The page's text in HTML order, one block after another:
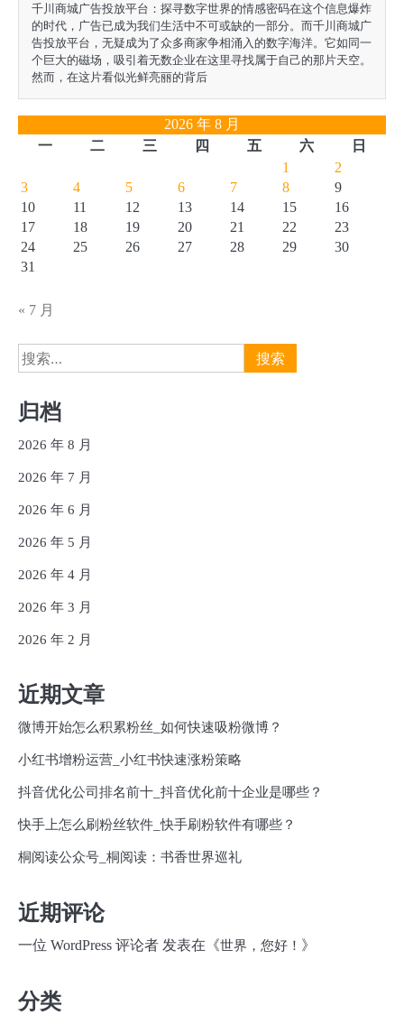
千川商城广告投放平台：探寻数字世界的情感密码在这个信息爆炸
的时代，广告已成为我们生活中不可或缺的一部分。而千川商城广
告投放平台，无疑成为了众多商家争相涌入的数字海洋。它如同一
个巨大的磁场，吸引着无数企业在这里寻找属于自己的那片天空。
然而，在这片看似光鲜亮丽的背后
2026 年 8 月
一
二 三 四 五 六
日
1
2
3
4 5 6 7 8
9
10
11 12 13 14 15
16
17
18 19 20 21 22
23
24
25 26 27 28 29
30
31
« 7 月
搜
索：
归档
2026 年 8 月
2026 年 7 月
2026 年 6 月
2026 年 5 月
2026 年 4 月
2026 年 3 月
2026 年 2 月
近期文章
微博开始怎么积累粉丝_如何快速吸粉微博？
小红书增粉运营_小红书快速涨粉策略
抖音优化公司排名前十_抖音优化前十企业是哪些？
快手上怎么刷粉丝软件_快手刷粉软件有哪些？
桐阅读公众号_桐阅读：书香世界巡礼
近期评论
一位 WordPress 评论者 发表在《世界，您好！ 》
分类